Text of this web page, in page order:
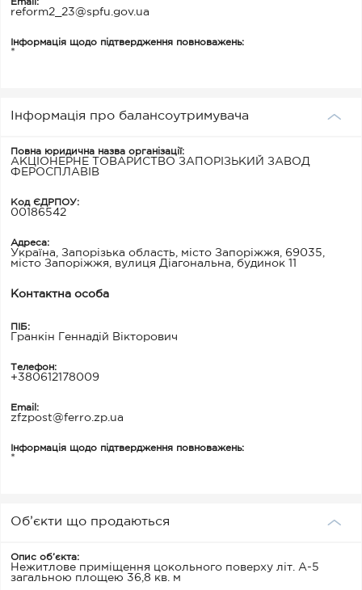
Email:
reform2_23@spfu.gov.ua
Інформація щодо підтвердження повноважень:
*
Інформація про балансоутримувача
Повна юридична назва організації:
АКЦІОНЕРНЕ ТОВАРИСТВО ЗАПОРІЗЬКИЙ ЗАВОД
ФЕРОСПЛАВІВ
Код ЄДРПОУ:
00186542
Адреса:
Україна, Запорізька область, місто Запоріжжя, 69035,
місто Запоріжжя, вулиця Діагональна, будинок 11
Контактна особа
ПІБ:
Гранкін Геннадій Вікторович
Телефон:
+380612178009
Email:
zfzpost@ferro.zp.ua
Інформація щодо підтвердження повноважень:
*
Об’єкти що продаються
Опис об’єкта:
Нежитлове приміщення цокольного поверху літ. А-5
загальною площею 36,8 кв. м